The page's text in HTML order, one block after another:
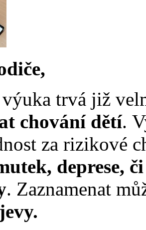
výuka trvá již
chování dětí.
za rizikové
deprese,
. Zaznamenat